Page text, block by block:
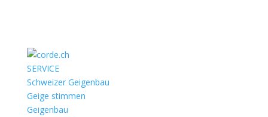
SERVICE
Schweizer Geigenbau
Geige stimmen
Geigenbau